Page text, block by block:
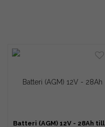
Batteri (AGM) 12V - 28Ah till